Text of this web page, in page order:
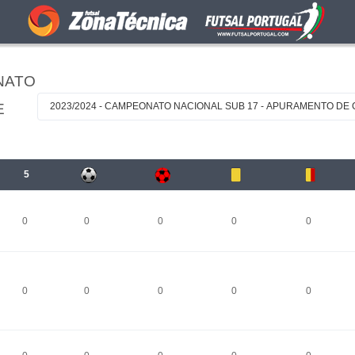
2023/2024 - CAMPEONATO NACIONAL SUB 17 - APURAMENTO DE
5
0 0 0 0 0
0 0 0 0 0